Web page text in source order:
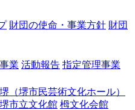
財団の使命・事業方針 財団
業 活動報告 指定管理事業
（堺市民芸術文化ホール）
堺市立文化館 栂文化会館